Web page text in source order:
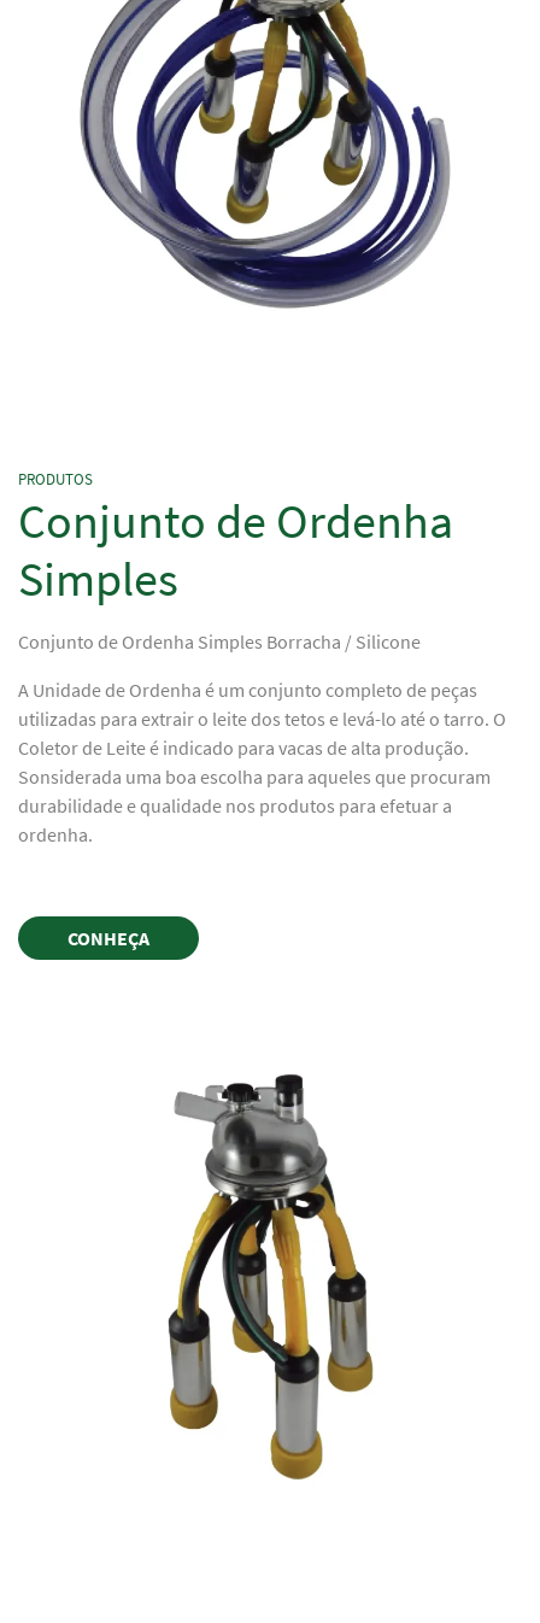
PRODUTOS
Conjunto de Ordenha
Simples
Conjunto de Ordenha Simples Borracha / Silicone
A Unidade de Ordenha é um conjunto completo de peças
utilizadas para extrair o leite dos tetos e levá-lo até o tarro. O
Coletor de Leite é indicado para vacas de alta produção.
Sonsiderada uma boa escolha para aqueles que procuram
durabilidade e qualidade nos produtos para efetuar a
ordenha.
CONHEÇA